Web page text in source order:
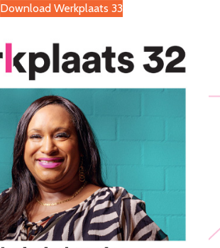
Download Werkplaats 33